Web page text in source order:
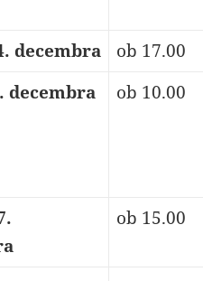
decembra
ob 17.00
decembra
ob 10.00
ob 15.00